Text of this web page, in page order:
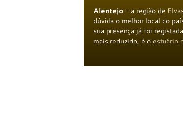
Alentejo – a região de Elvas
dúvida o melhor local do
sua presença já foi
mais reduzido, é o estuário